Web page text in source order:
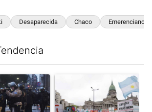
Desaparecida Chaco Emerenciano
con el título "La tensión frente al
Un artículo de tendencia